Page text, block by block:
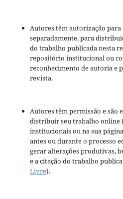
Autores têm autorização
separadamente, para
do trabalho publicada nesta
repositório institucional ou
reconhecimento de autoria e
revista.
Autores têm permissão e são
distribuir seu trabalho online
institucionais ou na sua
antes ou durante o processo
gerar alterações produtivas,
e a citação do trabalho
Livre).